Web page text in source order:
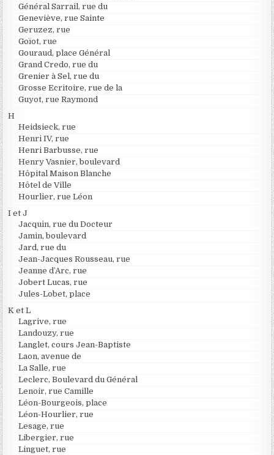
Général Sarrail, rue du
Geneviève, rue Sainte
Geruzez, rue
Goïot, rue
Gouraud, place Général
Grand Credo, rue du
Grenier à Sel, rue du
Grosse Ecritoire, rue de la
Guyot, rue Raymond
H
Heidsieck, rue
Henri IV, rue
Henri Barbusse, rue
Henry Vasnier, boulevard
Hôpital Maison Blanche
Hôtel de Ville
Hourlier, rue Léon
I et J
Jacquin, rue du Docteur
Jamin, boulevard
Jard, rue du
Jean-Jacques Rousseau, rue
Jeanne d’Arc, rue
Jobert Lucas, rue
Jules-Lobet, place
K et L
Lagrive, rue
Landouzy, rue
Langlet, cours Jean-Baptiste
Laon, avenue de
La Salle, rue
Leclerc, Boulevard du Général
Lenoir, rue Camille
Léon-Bourgeois, place
Léon-Hourlier, rue
Lesage, rue
Libergier, rue
Linguet, rue